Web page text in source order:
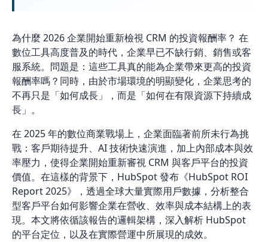
為什麼 2026 企業開始重新檢視 CRM 的投資報酬率？ 在
數位工具高度普及的時代，企業早已不缺行銷、銷售或客
服系統。問題是：這些工具真的能為企業帶來更高的投資
報酬率嗎？同時，由於市場環境的明顯變化，企業思考的
不再只是「如何成長」，而是「如何在有限資源下持續成
長」。
在 2025 年的數位商業戰場上，企業面臨著前所未行為挑
戰：客戶期待提升、AI 技術快速演進，加上內部成本與效
率壓力，使得企業開始重新審視 CRM 與客戶平台的投資
價值。在這樣的背景下，HubSpot 發布《HubSpot ROI
Report 2025》，透過全球大量實際用戶數據，分析整合
型客戶平台如何影響企業在營收、效率與成本結構上的表
現。本文將依循該報告的邏輯架構，深入解析 HubSpot
的平台定位，以及在實際營運中所展現的成效。